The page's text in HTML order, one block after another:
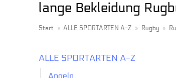
lange Bekleidung
Start » ALLE SPORTARTEN A-Z » Rugby »
ALLE SPORTARTEN A-Z
Angeln